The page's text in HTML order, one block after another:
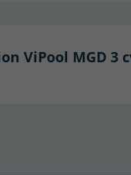
ViPool MGD 3